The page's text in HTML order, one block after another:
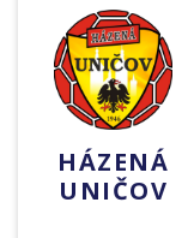
HÁZENÁ
UNIČOV